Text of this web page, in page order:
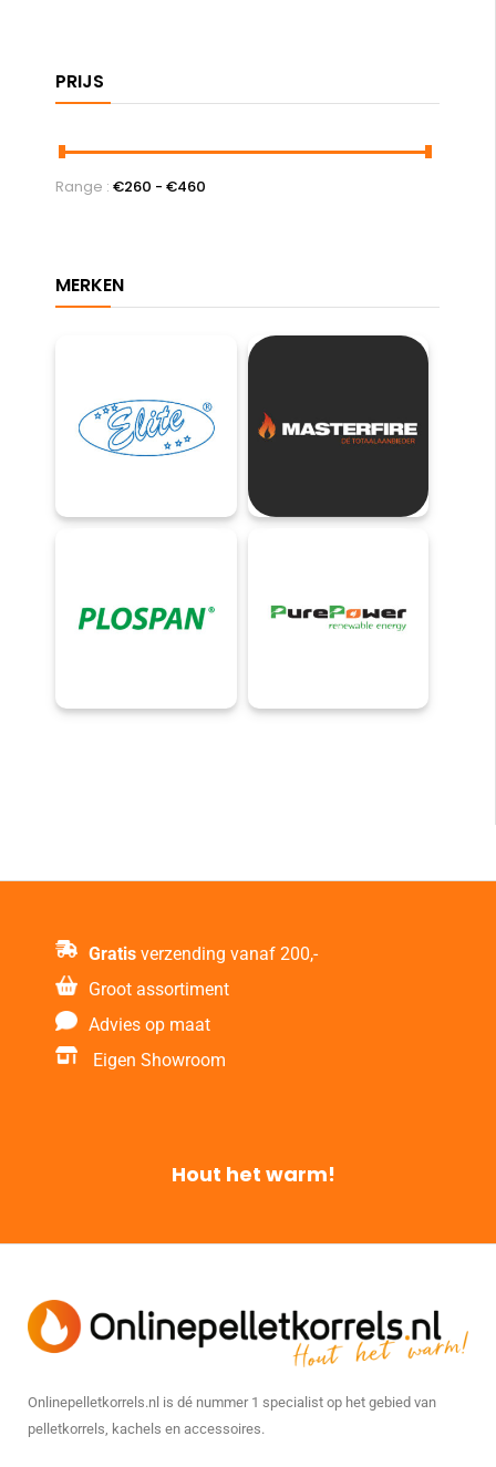
Range : €260 - €460
Gratis verzending vanaf 200,-
Groot assortiment
Advies op maat
Eigen Showroom
Hout het warm!
Onlinepelletkorrels.nl is dé nummer 1 specialist op het gebied van
pelletkorrels, kachels en accessoires.